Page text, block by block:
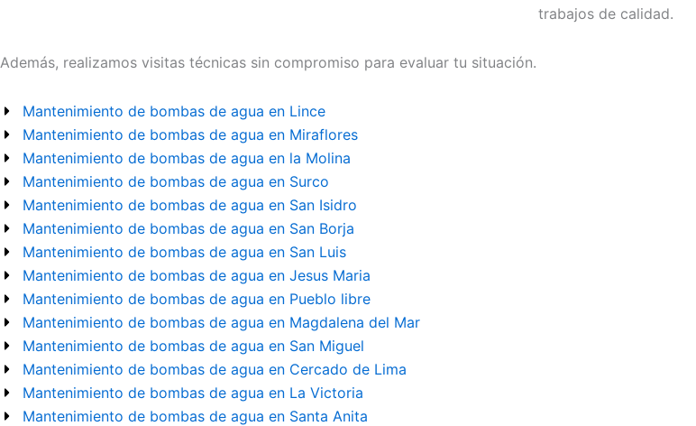
trabajos de calidad.
Además, realizamos visitas técnicas sin compromiso para evaluar tu situación.
Mantenimiento de bombas de agua en Lince
Mantenimiento de bombas de agua en Miraflores
Mantenimiento de bombas de agua en la Molina
Mantenimiento de bombas de agua en Surco
Mantenimiento de bombas de agua en San Isidro
Mantenimiento de bombas de agua en San Borja
Mantenimiento de bombas de agua en San Luis
Mantenimiento de bombas de agua en Jesus Maria
Mantenimiento de bombas de agua en Pueblo libre
Mantenimiento de bombas de agua en Magdalena del Mar
Mantenimiento de bombas de agua en San Miguel
Mantenimiento de bombas de agua en Cercado de Lima
Mantenimiento de bombas de agua en La Victoria
Mantenimiento de bombas de agua en Santa Anita